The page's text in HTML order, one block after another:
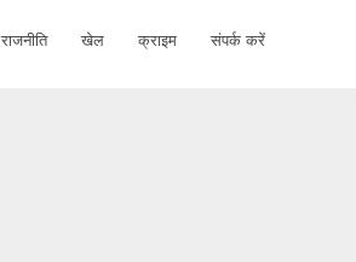
राजनीति खेल क्राइम संपर्क करें